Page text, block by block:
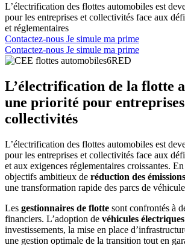
L’électrification des flottes automobiles est
pour les entreprises et collectivités face aux
et réglementaires
Contactez-nous Je simule ma prime
Contactez-nous Je simule ma prime
L’électrification de la flotte
une priorité pour
collectivités
L’électrification des flottes automobiles est
pour les entreprises et collectivités face aux
et aux exigences réglementaires croissantes.
objectifs ambitieux de réduction des
une transformation rapide des parcs de
Les gestionnaires de flotte sont confrontés à
financiers. L’adoption de véhicules électriques
investissements, la mise en place
une gestion optimale de la transition tout en